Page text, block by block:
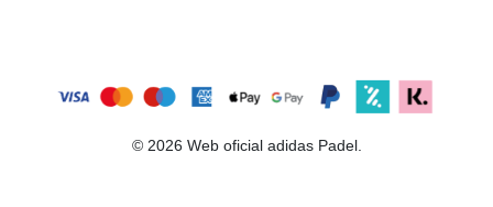
© 2026 Web oficial adidas Padel.